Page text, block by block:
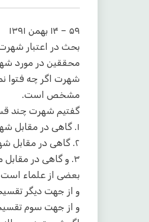
۵۹ – ۱۴ بهمن ۱۳۹۱
بحث در اعتبار
محققین در مورد
شهرت اگر چه فتوا
مشخص است.
گفتیم شهرت چند
۱. گاهی در مقابل شهرت قول شاذ است.
۲. گاهی در مقابل شهرت قول دیگری است که آن هم مشهور است.
۳. و گاهی در
بعضی از علماء
و از جهت دیگر
و از جهت سوم